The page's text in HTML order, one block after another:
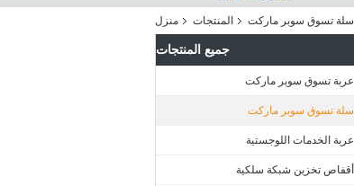
منزل المنتجات سلة تسوق سوبر ماركت
جميع المنتجات
عربة تسوق سوبر ماركت
سلة تسوق سوبر ماركت
عربة الخدمات اللوجستية
أقفاص تخزين شبكة سلكية